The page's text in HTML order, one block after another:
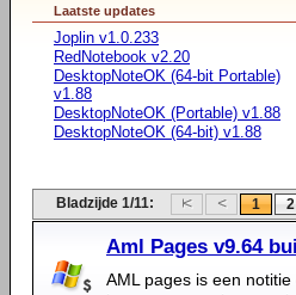
Laatste updates
Joplin v1.0.233
RedNotebook v2.20
DesktopNoteOK (64-bit Portable)
v1.88
DesktopNoteOK (Portable) v1.88
DesktopNoteOK (64-bit) v1.88
Bladzijde 1/11: 1 2
Aml Pages v9.64
AML pages is een